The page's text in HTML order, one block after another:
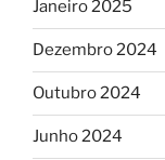
Janeiro 2025
Dezembro 2024
Outubro 2024
Junho 2024